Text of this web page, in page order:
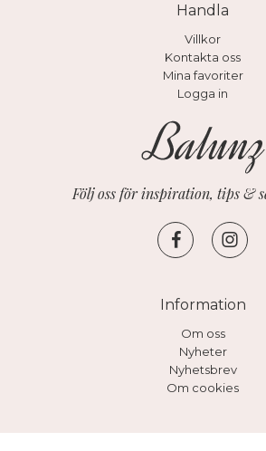
Handla
Villkor
Kontakta oss
Mina favoriter
Logga in
Följ oss för inspiration, tips &
Information
Om oss
Nyheter
Nyhetsbrev
Om cookies